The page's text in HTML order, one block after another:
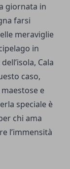
giornata in
farsi
meraviglie
in
Cala
caso,
e
speciale è
chi ama
l’immensità